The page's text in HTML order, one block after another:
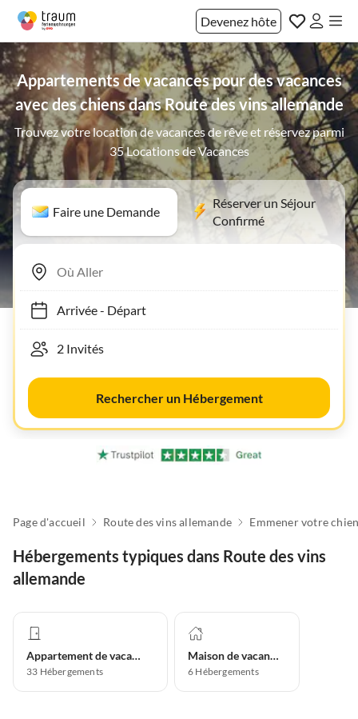
Devenez hôte
Appartements de vacances pour des vacances
avec des chiens dans Route des vins allemande
Trouvez votre location de vacances de rêve et réservez parmi
35 Locations de Vacances
Faire une Demande
Réserver un Séjour
Confirmé
Arrivée- Départ
Rechercher un Hébergement
Page d'accueil Route des vins allemande
Hébergements typiques dans Route des vins
allemande
Appartement de vacances
33 Hébergements
Maison de vacances
6 Hébergements